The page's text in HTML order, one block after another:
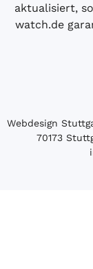
aktualisiert,
watch.de
Webdesign
70173